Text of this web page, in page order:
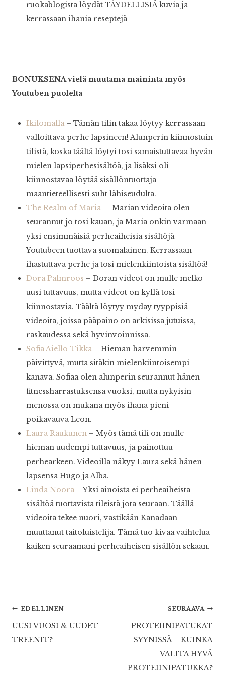
ruokablogista löydät TÄYDELLISIÄ kuvia ja
kerrassaan ihania reseptejä-
BONUKSENA vielä muutama maininta myös
Youtuben puolelta
Ikilomalla – Tämän tilin takaa löytyy kerrassaan
valloittava perhe lapsineen! Alunperin kiinnostuin
tilistä, koska täältä löytyi tosi samaistuttavaa hyvän
mielen lapsiperhesisältöä, ja lisäksi oli
kiinnostavaa löytää sisällöntuottaja
maantieteellisesti suht lähiseudulta.
The Realm of Maria – Marian videoita olen
seurannut jo tosi kauan, ja Maria onkin varmaan
yksi ensimmäisiä perheaiheisia sisältöjä
Youtubeen tuottava suomalainen. Kerrassaan
ihastuttava perhe ja tosi mielenkiintoista sisältöä!
Dora Palmroos – Doran videot on mulle melko
uusi tuttavuus, mutta videot on kyllä tosi
kiinnostavia. Täältä löytyy myday tyyppisiä
videoita, joissa pääpaino on arkisissa jutuissa,
raskaudessa sekä hyvinvoinnissa.
Sofia Aiello-Tikka – Hieman harvemmin
päivittyvä, mutta sitäkin mielenkiintoisempi
kanava. Sofiaa olen alunperin seurannut hänen
fitnessharrastuksensa vuoksi, mutta nykyisin
menossa on mukana myös ihana pieni
poikavauva Leon.
Laura Raukunen – Myös tämä tili on mulle
hieman uudempi tuttavuus, ja painottuu
perhearkeen. Videoilla näkyy Laura sekä hänen
lapsensa Hugo ja Alba.
Linda Noora – Yksi ainoista ei perheaiheista
sisältöä tuottavista tileistä jota seuraan. Täällä
videoita tekee nuori, vastikään Kanadaan
muuttanut taitoluistelija. Tämä tuo kivaa vaihtelua
kaiken seuraamani perheaiheisen sisällön sekaan.
Artikkelien
selaus
EDELLINEN
UUSI VUOSI & UUDET
TREENIT?
SEURAAVA
PROTEIINIPATUKAT
SYYNISSÄ – KUINKA
VALITA HYVÄ
PROTEIINIPATUKKA?